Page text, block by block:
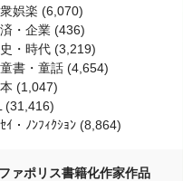
娯楽 (6,070)
・企業 (436)
・時代 (3,219)
書・童話 (4,654)
(1,047)
(31,416)
ｲ・ﾉﾝﾌｨｸｼｮﾝ (8,864)
ァポリス書籍化作家作品